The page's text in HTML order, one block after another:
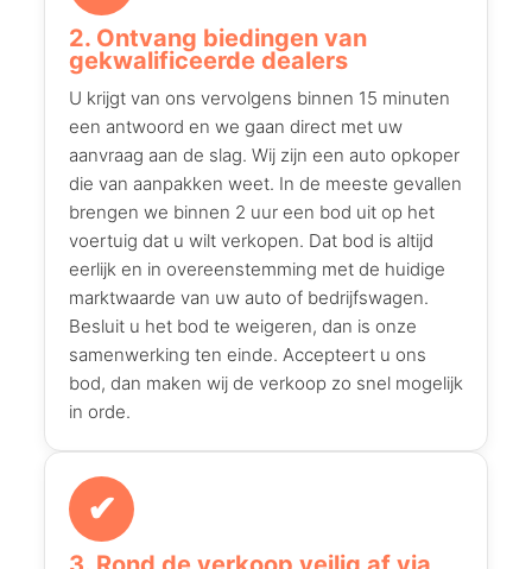
2. Ontvang biedingen van
gekwalificeerde dealers
U krijgt van ons vervolgens binnen 15 minuten
een antwoord en we gaan direct met uw
aanvraag aan de slag. Wij zijn een auto opkoper
die van aanpakken weet. In de meeste gevallen
brengen we binnen 2 uur een bod uit op het
voertuig dat u wilt verkopen. Dat bod is altijd
eerlijk en in overeenstemming met de huidige
marktwaarde van uw auto of bedrijfswagen.
Besluit u het bod te weigeren, dan is onze
samenwerking ten einde. Accepteert u ons
bod, dan maken wij de verkoop zo snel mogelijk
in orde.
✔